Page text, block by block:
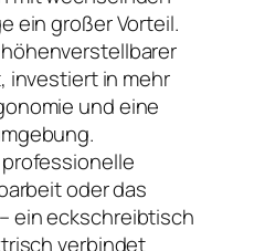
ein großer Vorteil.
investiert in mehr
und eine
oder das
ein eckschreibtisch
verbindet